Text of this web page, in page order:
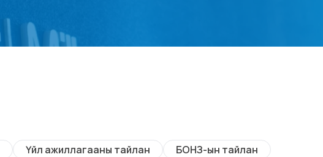
Үйл ажиллагааны тайлан
БОНЗ-ын тайлан